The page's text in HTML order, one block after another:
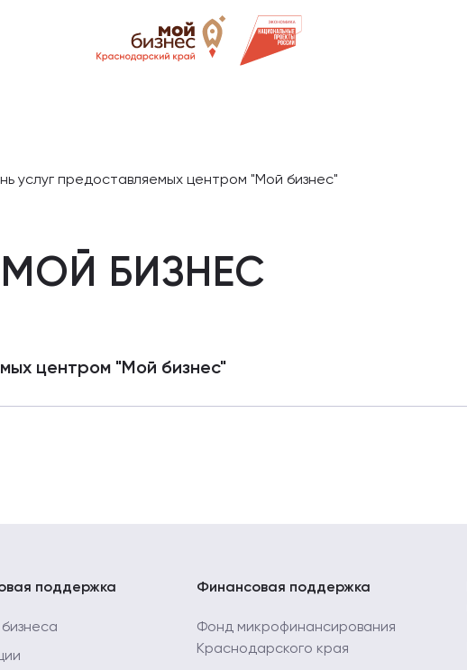
услуг предоставляемых центром "Мой бизнес"
БИЗНЕС
центром "Мой бизнес"
поддержка
бизнеса
Финансовая поддержка
Фонд микрофинансирования
Краснодарского края